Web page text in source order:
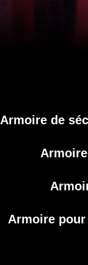
Armoire de
Armoire